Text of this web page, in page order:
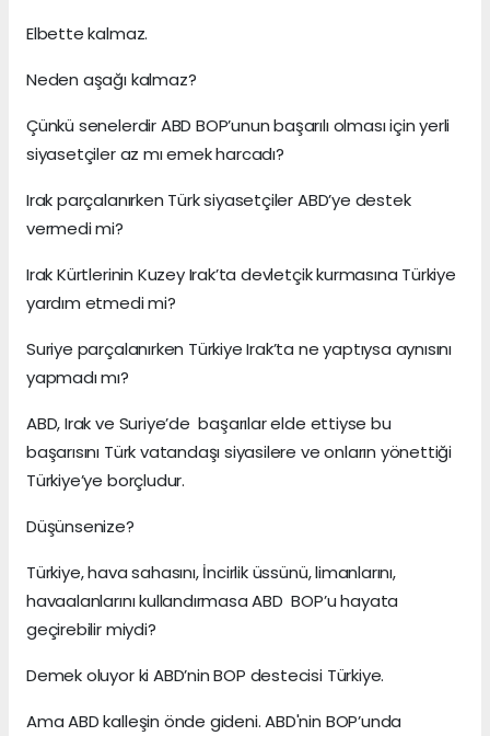
Elbette kalmaz.
Neden aşağı kalmaz?
Çünkü senelerdir ABD BOP’unun başarılı olması için yerli
siyasetçiler az mı emek harcadı?
Irak parçalanırken Türk siyasetçiler ABD’ye destek
vermedi mi?
Irak Kürtlerinin Kuzey Irak’ta devletçik kurmasına Türkiye
yardım etmedi mi?
Suriye parçalanırken Türkiye Irak’ta ne yaptıysa aynısını
yapmadı mı?
ABD, Irak ve Suriye’de başarılar elde ettiyse bu
başarısını Türk vatandaşı siyasilere ve onların yönettiği
Türkiye’ye borçludur.
Düşünsenize?
Türkiye, hava sahasını, İncirlik üssünü, limanlarını,
havaalanlarını kullandırmasa ABD BOP’u hayata
geçirebilir miydi?
Demek oluyor ki ABD’nin BOP destecisi Türkiye.
Ama ABD kalleşin önde gideni. ABD'nin BOP’unda